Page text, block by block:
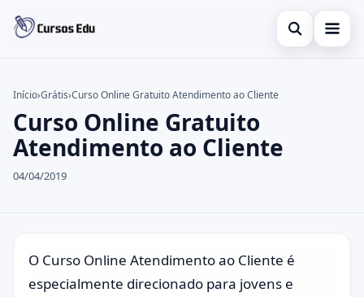
Abrir busca
Inglês
Idiomas
Buscar no site
Buscar por:
Pressione Enter para buscar ou ESC para fechar.
Início›Grátis›Curso Online Gratuito Atendimento ao Cliente
Curso Online Gratuito
Atendimento ao Cliente
04/04/2019
O Curso Online Atendimento ao Cliente é
especialmente direcionado para jovens e